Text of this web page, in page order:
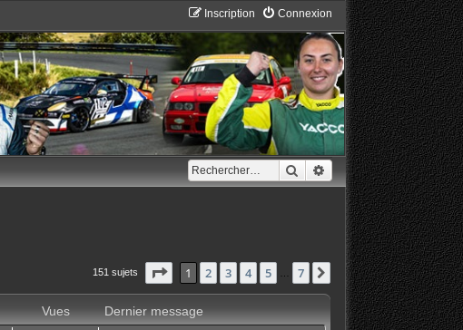
Connexion
Inscription
RechercherRecherche avancée
151 sujets Page sur7
1 2 3 4 5 7 Suivant
Vues
Dernier message